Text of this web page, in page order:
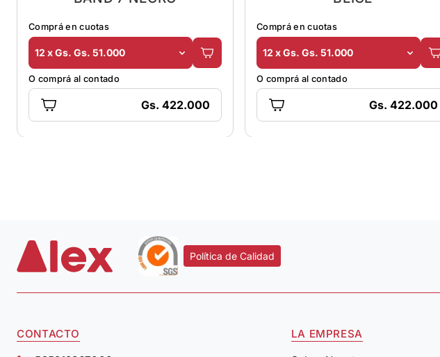
Comprá en cuotas
12 x Gs. Gs. 51.000
O comprá al contado
Gs. 422.000
Comprá en cuotas
12 x Gs. Gs. 51.000
O comprá al contado
Gs. 422.000
Política de Calidad
CONTACTO
LA EMPRESA